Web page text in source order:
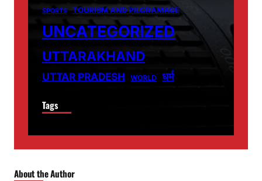
SPORTS
TOURISM AND PILGRAMAGE
UNCATEGORIZED
UTTARAKHAND
UTTAR PRADESH WORLD धर्म
Tags
About the Author